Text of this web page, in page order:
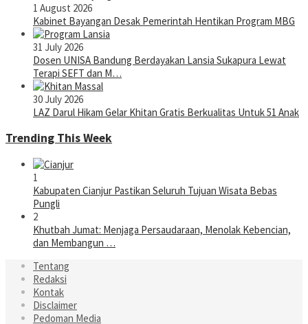
1 August 2026
Kabinet Bayangan Desak Pemerintah Hentikan Program MBG
31 July 2026
Dosen UNISA Bandung Berdayakan Lansia Sukapura Lewat
Terapi SEFT dan M…
30 July 2026
LAZ Darul Hikam Gelar Khitan Gratis Berkualitas Untuk 51 Anak
Trending This Week
1
Kabupaten Cianjur Pastikan Seluruh Tujuan Wisata Bebas
Pungli
2
Khutbah Jumat: Menjaga Persaudaraan, Menolak Kebencian,
dan Membangun …
Tentang
Redaksi
Kontak
Disclaimer
Pedoman Media